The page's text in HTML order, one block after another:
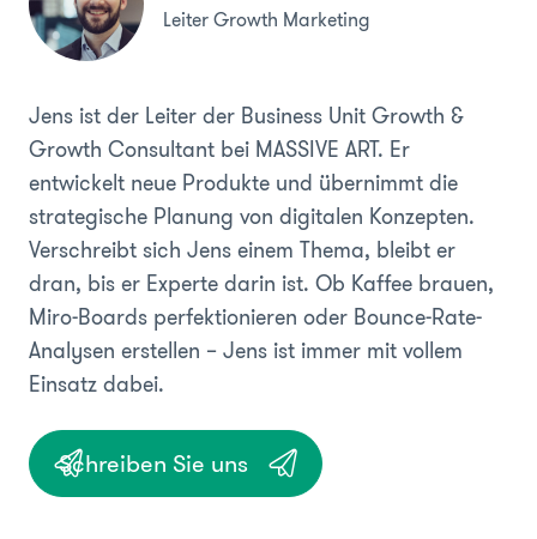
Leiter Growth Marketing
Jens ist der Leiter der Business Unit Growth &
Growth Consultant bei MASSIVE ART. Er
entwickelt neue Produkte und übernimmt die
strategische Planung von digitalen Konzepten.
Verschreibt sich Jens einem Thema, bleibt er
dran, bis er Experte darin ist. Ob Kaffee brauen,
Miro-Boards perfektionieren oder Bounce-Rate-
Analysen erstellen – Jens ist immer mit vollem
Einsatz dabei.
Schreiben Sie uns